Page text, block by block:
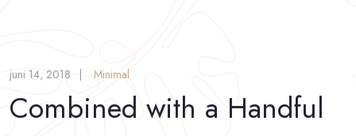
juni 14, 2018 Minimal
Combined with a Handful